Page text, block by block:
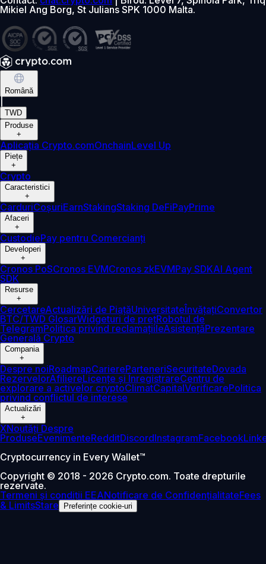
Mikiel Ang Borg, St Julians SPK 1000 Malta.
Română
TWD
Produse
+
Aplicația Crypto.comOnchainLevel Up
Piețe
+
Crypto
Caracteristici
+
CarduriCoșuriEarnStakingStaking DeFiPayPrime
Afaceri
+
CustodiePay pentru Comercianți
Developeri
+
Cronos PoSCronos EVMCronos zkEVMPay SDKAI Agent
SDK
Resurse
+
CercetareActualizări de PiațăUniversitateÎnvățațiConvertor
BTC/TWD GlosarWidgeturi de prețRobotul de
TelegramPolitica privind reclamațiileAsistențăPrezentare
Generală Crypto
Compania
+
Despre noiRoadmapCariereParteneriSecuritateDovada
RezervelorAfiliereLicențe și ÎnregistrareCentru de
explorare a activelor cryptoClimatCapitalVerificarePolitica
privind conflictul de interese
Actualizări
+
XNoutăți Despre
ProduseEvenimenteRedditDiscordInstagramFacebook
Cryptocurrency in Every Wallet™
Copyright © 2018 - 2026 Crypto.com. Toate drepturile
rezervate.
Termeni și condiții EEANotificare de ConfidențialitateFees
& LimitsStare Preferințe cookie-uri